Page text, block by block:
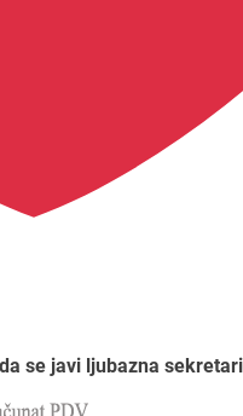
se javi ljubazna